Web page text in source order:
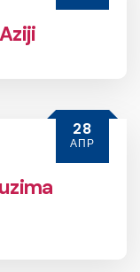
28
АПР